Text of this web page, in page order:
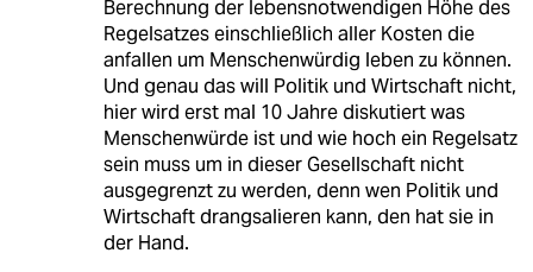
Berechnung der lebensnotwendigen Höhe des
Regelsatzes einschließlich aller Kosten die
anfallen um Menschenwürdig leben zu können.
Und genau das will Politik und Wirtschaft nicht,
hier wird erst mal 10 Jahre diskutiert was
Menschenwürde ist und wie hoch ein Regelsatz
sein muss um in dieser Gesellschaft nicht
ausgegrenzt zu werden, denn wen Politik und
Wirtschaft drangsalieren kann, den hat sie in
der Hand.